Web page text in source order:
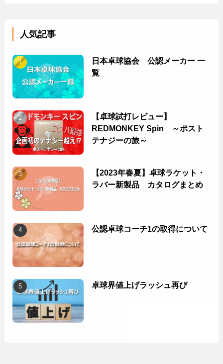
人気記事
日本卓球協会 公認メーカー 一
覧
【卓球試打レビュー】
REDMONKEY Spin ～ポスト
テナジーの旅～
【2023年春夏】卓球ラケット・
ラバー新製品 カタログまとめ
公認卓球コーチ1の取得について
卓球界値上げラッシュ再び